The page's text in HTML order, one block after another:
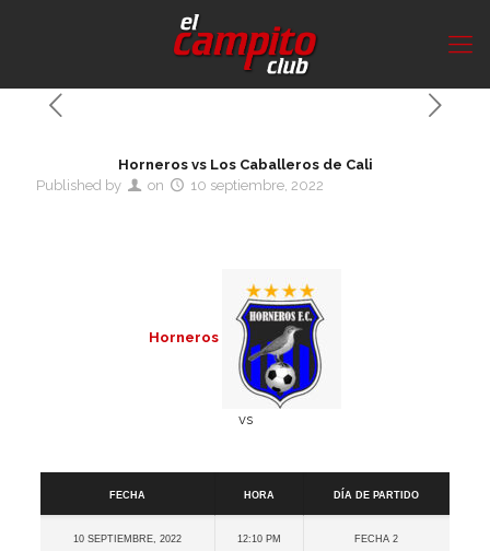
Horneros vs Los Caballeros de Cali
Published by
on 10 septiembre, 2022
Horneros
vs
Fecha
Hora Día de partido
10 septiembre, 2022 12:10 pm Fecha 2